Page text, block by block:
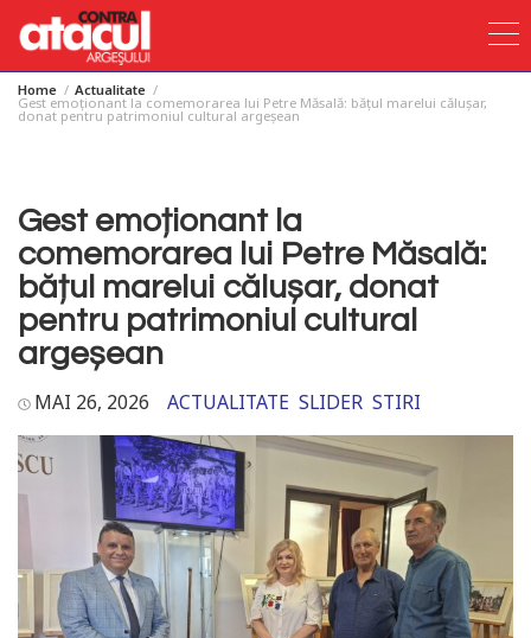
SkipHome Actualitate
Gest emoționant la comemorarea lui Petre Măsală: bățul marelui călușar,
donat pentru patrimoniul cultural argeșean
Gest emoționant la
comemorarea lui Petre Măsală:
bățul marelui călușar, donat
pentru patrimoniul cultural
argeșean
MAI 26, 2026 ACTUALITATE SLIDER STIRI